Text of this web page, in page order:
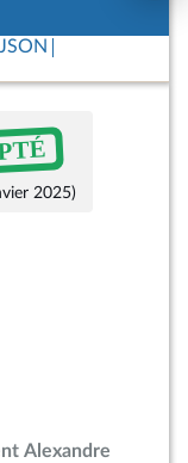
2025)
Alexandre